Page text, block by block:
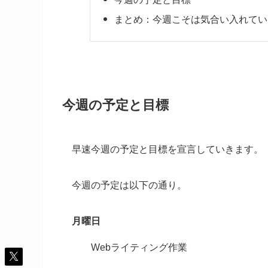
まとめ：今週こそは気合い入れて
今週の予定と目標
早速今週の予定と目標を宣言していきます。
今週の予定は以下の通り。
月曜日
Webライティング作業